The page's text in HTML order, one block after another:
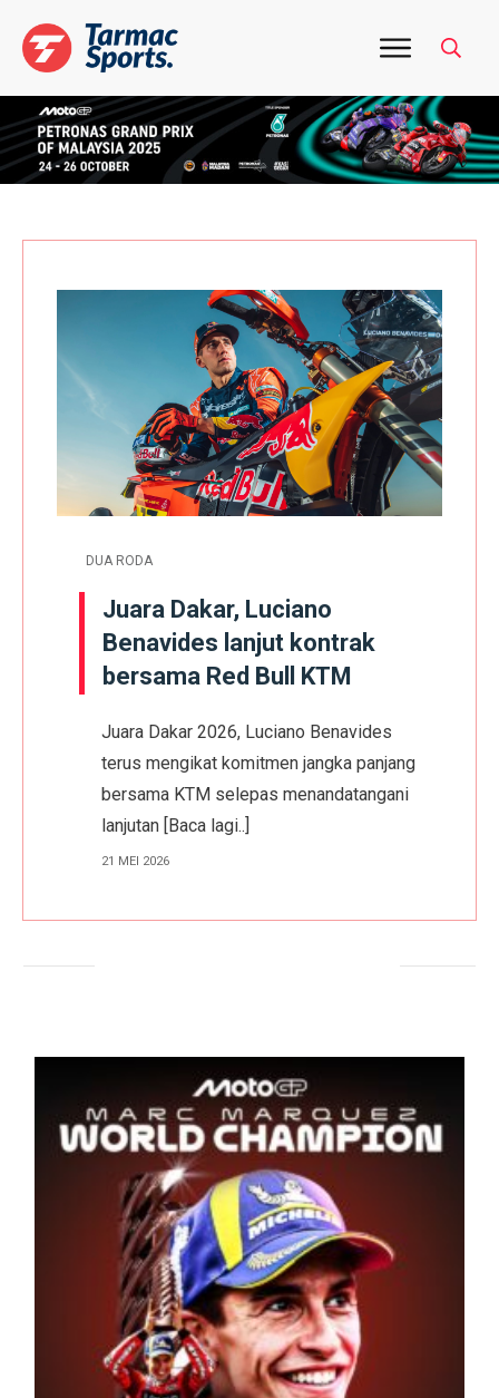
DUA RODA
Juara Dakar, Luciano
Benavides lanjut kontrak
bersama Red Bull KTM
Juara Dakar 2026, Luciano Benavides
terus mengikat komitmen jangka panjang
bersama KTM selepas menandatangani
lanjutan [Baca lagi..]
21 MEI 2026